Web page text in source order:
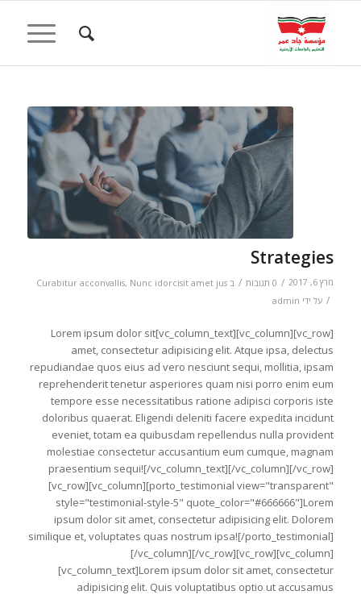
Strategies
מרץ 6, 2017 / 0 תגובות / ב Curabitur acconvallis, Nunc idorcisit amet jus
/ על ידי admin
[vc_row][vc_column][vc_column_text]Lorem ipsum dolor sit
amet, consectetur adipisicing elit. Atque ipsa, delectus
repudiandae quos eius ad vero nesciunt sequi, mollitia, ipsam
reprehenderit tenetur asperiores quam nisi porro enim eum
tempore esse necessitatibus ratione adipisci corporis iste
doloribus quaerat. Eligendi deleniti facere expedita incidunt
eveniet, totam ea quibusdam repellendus nulla provident
molestiae consectetur accusantium eum cumque, magnam
praesentium sequi![/vc_column_text][/vc_column][/vc_row]
[vc_row][vc_column][porto_testimonial view="transparent"
style="testimonial-style-5" quote_color="#666666"]Lorem
ipsum dolor sit amet, consectetur adipisicing elit. Dolorem
similique et, voluptates quas nostrum ipsa![/porto_testimonial]
[/vc_column][/vc_row][vc_row][vc_column]
[vc_column_text]Lorem ipsum dolor sit amet, consectetur
adipisicing elit. Quis voluptatibus optio ut accusamus